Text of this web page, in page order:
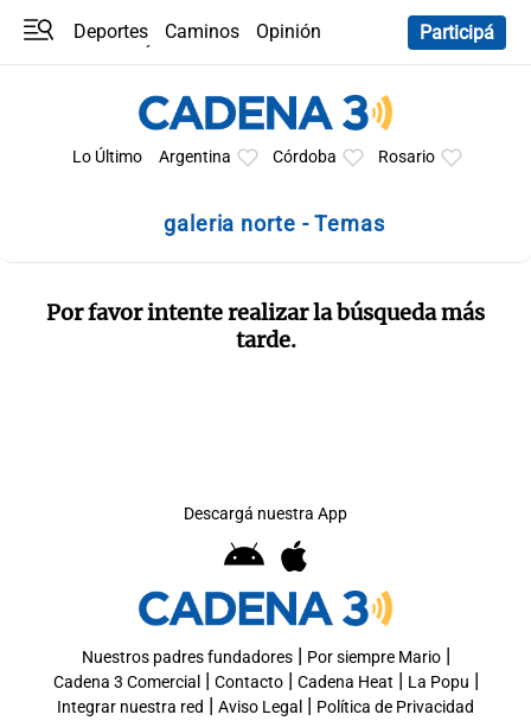
Deportes Caminos
Opinión
Participá
Lo Último Argentina Córdoba Rosario
galeria norte - Temas
Por favor intente realizar la búsqueda más
tarde.
Descargá nuestra App
Nuestros padres fundadores| Por siempre Mario|
Cadena 3 Comercial | Contacto| Cadena Heat | La Popu |
Integrar nuestra red | Aviso Legal | Política de Privacidad